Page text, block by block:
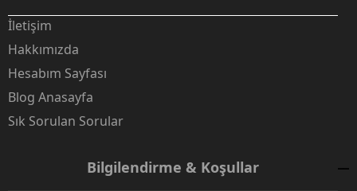
İletişim
Hakkımızda
Hesabım Sayfası
Blog Anasayfa
Sık Sorulan Sorular
Bilgilendirme & Koşullar